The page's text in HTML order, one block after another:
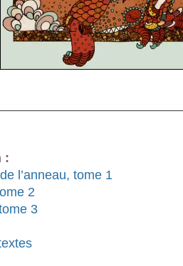
:
l’anneau, tome 1
2
3